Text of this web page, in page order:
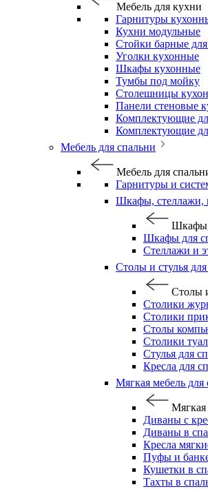
Мебель для кухни
Гарнитуры
Кухни модульные
Стойки барные
Уголки кухонные
Шкафы кухонные
Тумбы под мойку
Столешницы
Панели стеновые
Комплектующие
Комплектующие
Мебель для спальни
Мебель для
Гарнитуры и
Шкафы, стеллажи,
Шкафы,
Шкафы для
Стеллажи и
Столы и стулья
Столы
Столики
Столики
Столы
Столики
Стулья для
Кресла для
Мягкая мебель для
Мягкая
Диваны с
Диваны в
Кресла
Пуфы и
Кушетки в
Тахты в